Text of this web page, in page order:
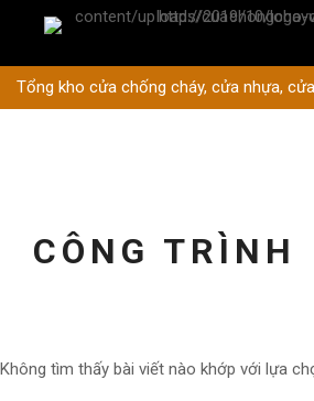
Tổng kho cửa chống cháy, cửa nhựa,
CÔNG TRÌNH
Không tìm thấy bài viết nào khớp với lựa